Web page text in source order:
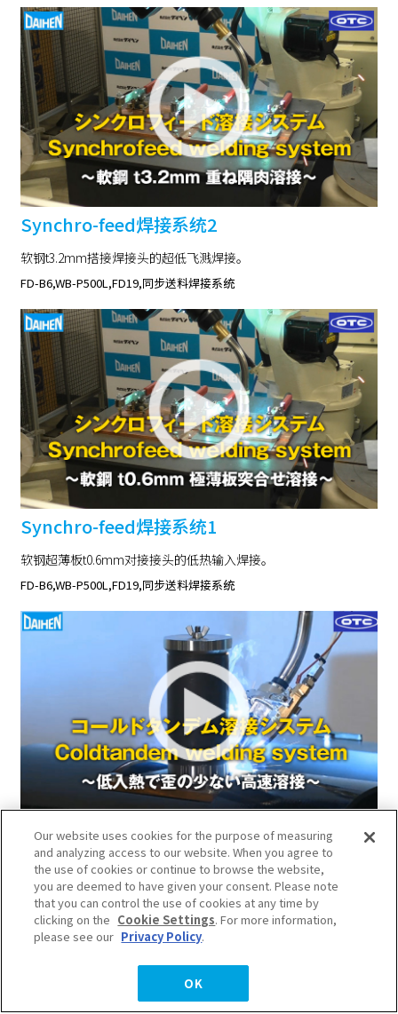
Synchro-feed焊接系统2
软钢t3.2mm搭接焊接头的超低飞溅焊接。
FD-B6,WB-P500L,FD19,同步送料焊接系统
Synchro-feed焊接系统1
软钢超薄板t0.6mm对接接头的低热输入焊接。
FD-B6,WB-P500L,FD19,同步送料焊接系统
使用冷双丝焊接系统(Cold Tandem
Welding)进行的管道圆周焊接
在通常的MAG焊接中插入焊丝，使熔池冷却，实现低热输入、变
形小的焊接。
FD-V6L,WB-P500L,FD11,冷串焊系统,FD-V8L
Copyright © DAIHEN Corporation. All Right Reserved.
Our website uses cookies for the purpose of measuring
and analyzing access to our website. When you agree to
the use of cookies or continue to browse the website,
you are deemed to have given your consent. Please note
that you can control the use of cookies at any time by
clicking on the Cookie Settings. For more information,
please see our Privacy Policy.
OK